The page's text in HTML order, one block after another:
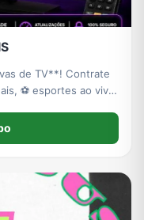
de TV**! Contrate
⚽ esportes ao vivo,